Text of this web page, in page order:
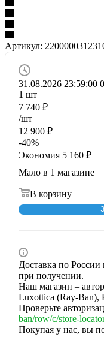
Артикул:
31.08.2026 23:59:00 0
1 шт
7 740 ₽
/шт
12 900 ₽
-40%
Экономия 5 160 ₽
Мало в 1 магазине
В корзину
Доставка по
при получении.
Наш магазин –
Luxottica (Ray-Ban),
Проверьте
ban/row/c/store-
Покупая у нас, вы